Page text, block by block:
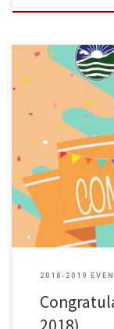
2018-2019